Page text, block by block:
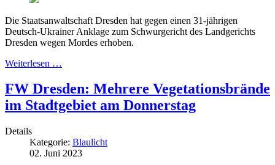
Die Staatsanwaltschaft Dresden hat gegen einen 31-jährigen
Deutsch-Ukrainer Anklage zum Schwurgericht des Landgerichts
Dresden wegen Mordes erhoben.
Weiterlesen …
FW Dresden: Mehrere Vegetationsbrände
im Stadtgebiet am Donnerstag
Details
Kategorie: Blaulicht
02. Juni 2023